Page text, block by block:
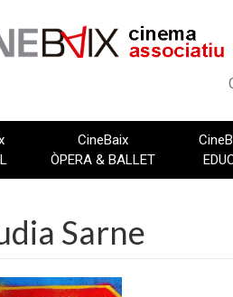
CineBaix
ÒPERA & BALLET
Sarne